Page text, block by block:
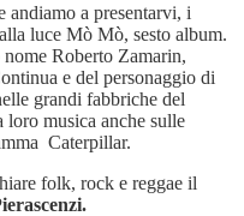
andiamo a presentarvi, i
luce Mò Mò, sesto album.
Roberto Zamarin,
e del personaggio di
grandi fabbriche del
musica anche sulle
Caterpillar.
folk, rock e reggae il